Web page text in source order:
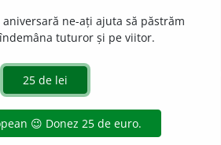
are a spera nu are de ce despera –
ne-ați ajuta să păstrăm
tuturor și pe viitor.